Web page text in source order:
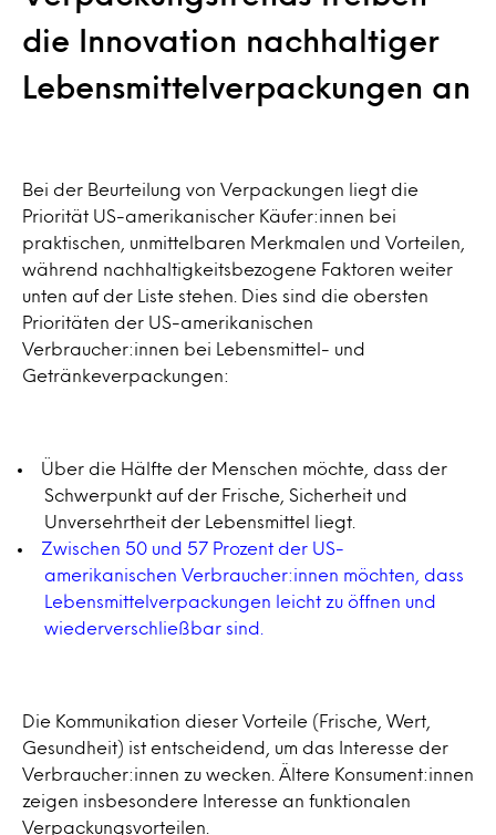
die Innovation nachhaltiger
Lebensmittelverpackungen an
Bei der Beurteilung von Verpackungen liegt die
Priorität US-amerikanischer Käufer:innen bei
praktischen, unmittelbaren Merkmalen und Vorteilen,
während nachhaltigkeitsbezogene Faktoren weiter
unten auf der Liste stehen. Dies sind die obersten
Prioritäten der US-amerikanischen
Verbraucher:innen bei Lebensmittel- und
Getränkeverpackungen:
Über die Hälfte der Menschen möchte, dass der
Schwerpunkt auf der Frische, Sicherheit und
Unversehrtheit der Lebensmittel liegt.
Zwischen 50 und 57 Prozent der US-
amerikanischen Verbraucher:innen möchten, dass
Lebensmittelverpackungen leicht zu öffnen und
wiederverschließbar sind.
Die Kommunikation dieser Vorteile (Frische, Wert,
Gesundheit) ist entscheidend, um das Interesse der
Verbraucher:innen zu wecken. Ältere Konsument:innen
zeigen insbesondere Interesse an funktionalen
Verpackungsvorteilen.